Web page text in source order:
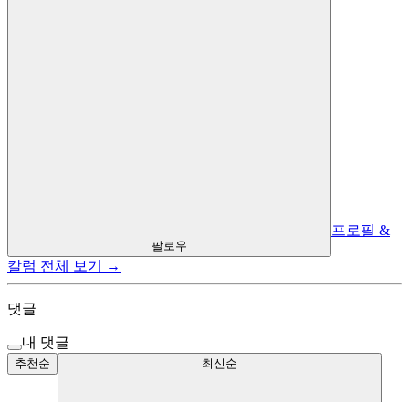
팔로우
프로필 &
칼럼 전체 보기 →
댓글
내 댓글
추천순 최신순